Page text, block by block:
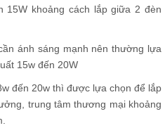
15W khoảng cách lắp giữa 2 đèn
ánh sáng mạnh nên thường lựa
15w đến 20W
đến 20w thì được lựa chọn để lắp
trung tâm thương mại khoảng